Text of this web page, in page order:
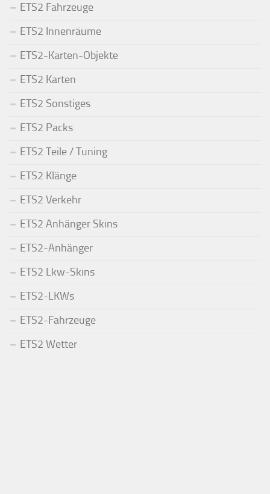
ETS2 Fahrzeuge
ETS2 Innenräume
ETS2-Karten-Objekte
ETS2 Karten
ETS2 Sonstiges
ETS2 Packs
ETS2 Teile / Tuning
ETS2 Klänge
ETS2 Verkehr
ETS2 Anhänger Skins
ETS2-Anhänger
ETS2 Lkw-Skins
ETS2-LKWs
ETS2-Fahrzeuge
ETS2 Wetter